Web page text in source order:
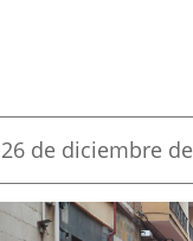
Fecha
la
noticia
26 de diciembre